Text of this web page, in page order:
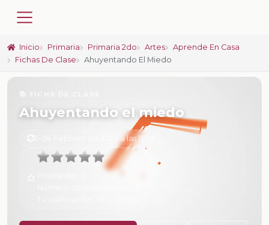
Inicio Primaria Primaria 2do Artes
Aprende En Casa
Fichas De Clase
Ahuyentando El Miedo
Ahuyentando el miedo
6 de Febrero de 2025 a las 15:10